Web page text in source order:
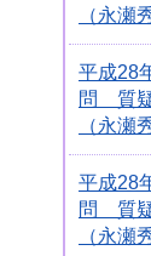
（永瀬
平成28
問 質
（永瀬
平成28
問 質
（永瀬